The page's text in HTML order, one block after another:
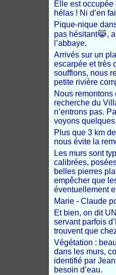
Elle est occupée
hélas ! Ni d’en
Pique-nique
pas hésitant😹,
l’abbaye.
Arrivés sur un
escarpée et très
soufflons, nous
petite rivière
Nous remontons
recherche du
n’entrons pas.
voyons
Plus que 3 km
nous évite la
Les murs sont
calibrées,
belles pierres
empêcher que
éventuellement
Marie - Claude
Et bien, on dit
servant parfois
trouvent que
Végétation :
dans les murs,
identifié par
besoin d’eau.